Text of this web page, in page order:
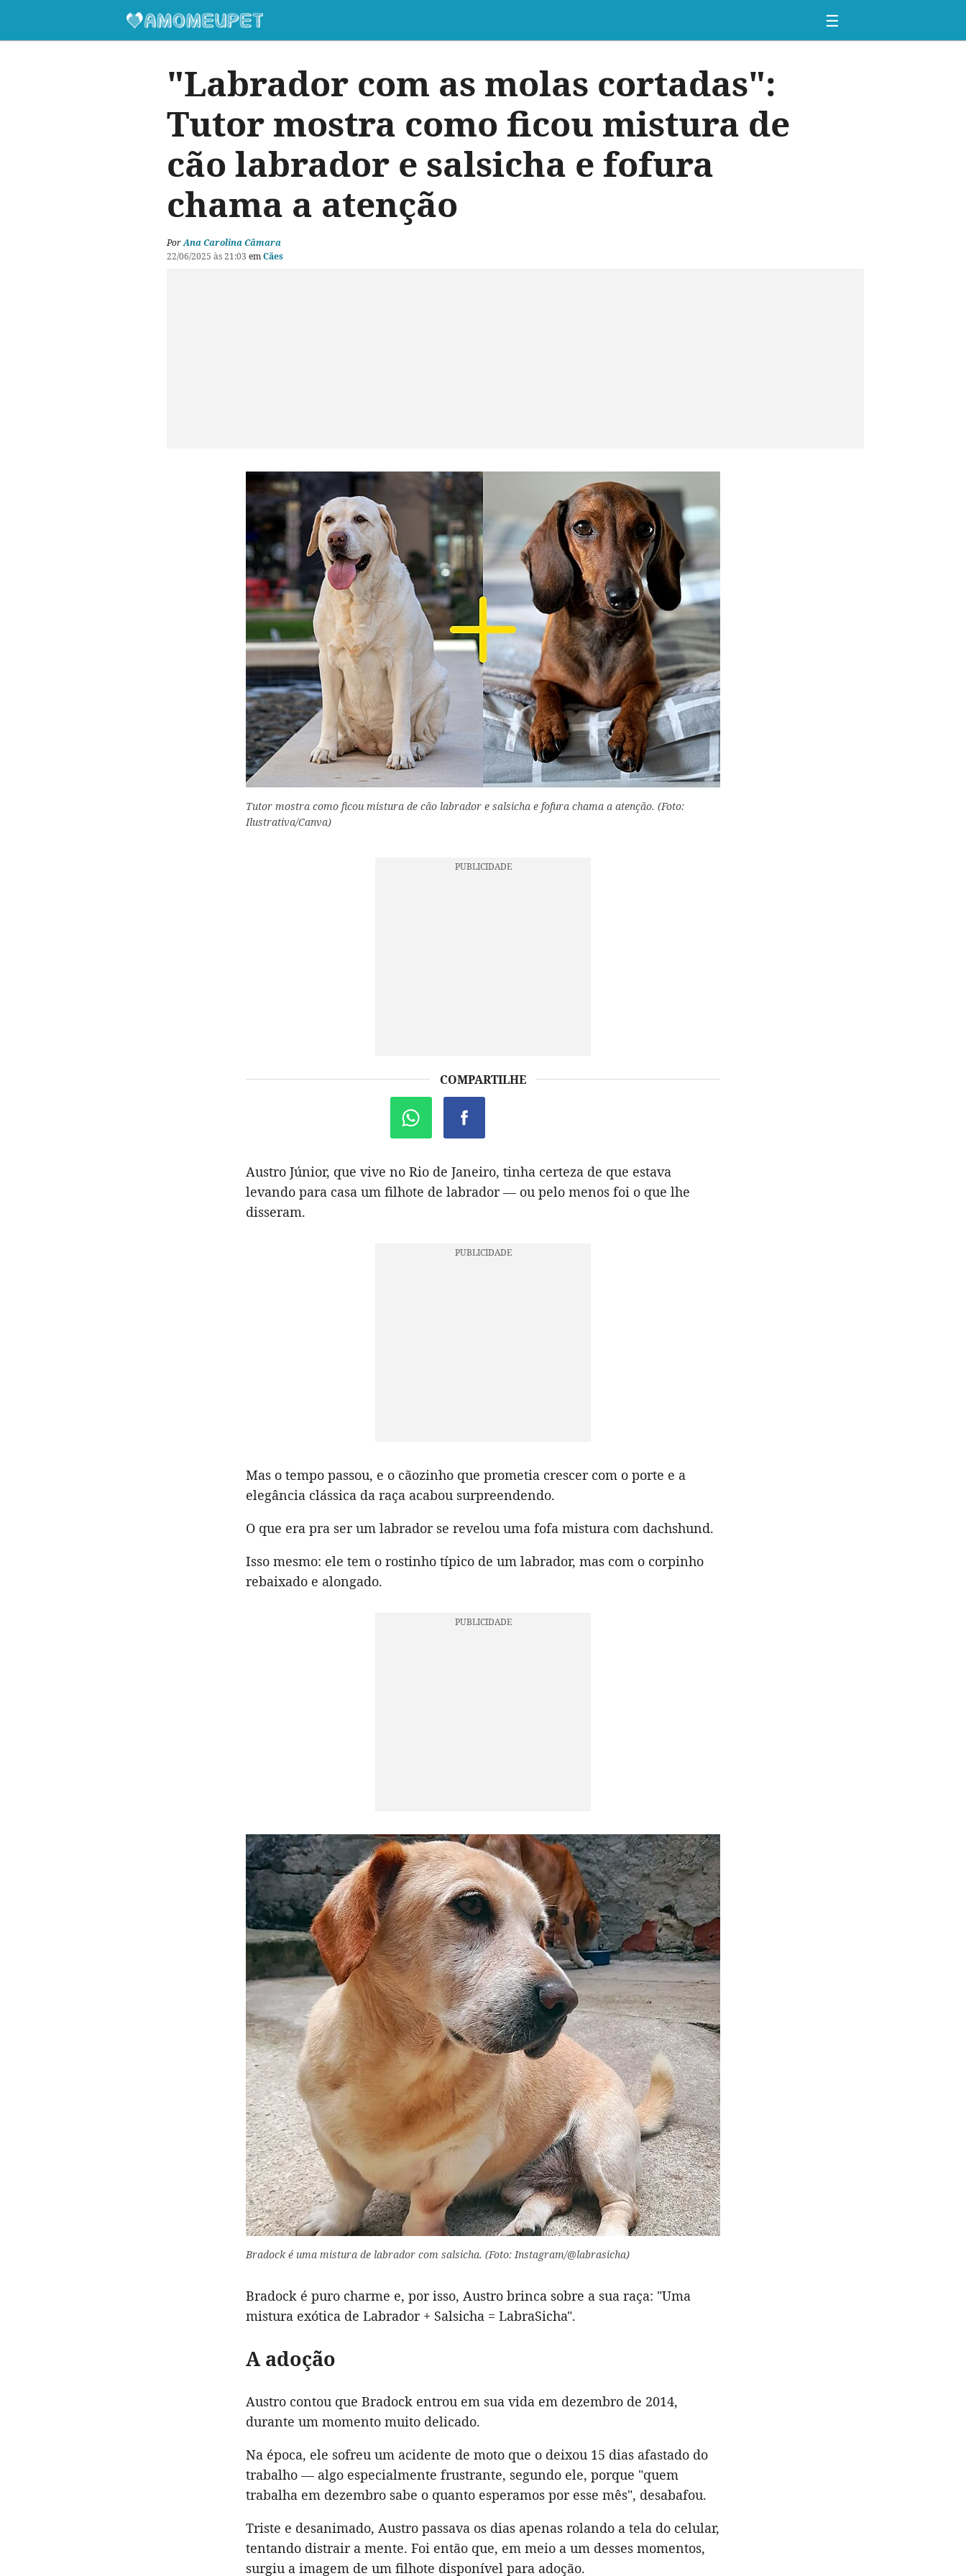
☰
"Labrador com as molas cortadas":
Tutor mostra como ficou mistura de
cão labrador e salsicha e fofura
chama a atenção
PorAna Carolina Câmara
22/06/2025 às 21:03 emCães
Tutor mostra como ficou mistura de cão labrador e salsicha e fofura chama a atenção. (Foto:
Ilustrativa/Canva)
COMPARTILHE
Austro Júnior, que vive no Rio de Janeiro, tinha certeza de que estava
levando para casa um filhote de labrador — ou pelo menos foi o que lhe
disseram.
Mas o tempo passou, e o cãozinho que prometia crescer com o porte e a
elegância clássica da raça acabou surpreendendo.
O que era pra ser um labrador se revelou uma fofa mistura com dachshund.
Isso mesmo: ele tem o rostinho típico de um labrador, mas com o corpinho
rebaixado e alongado.
Bradock é uma mistura de labrador com salsicha. (Foto: Instagram/@labrasicha)
Bradock é puro charme e, por isso, Austro brinca sobre a sua raça: "Uma
mistura exótica de Labrador + Salsicha = LabraSicha".
A adoção
Austro contou que Bradock entrou em sua vida em dezembro de 2014,
durante um momento muito delicado.
Na época, ele sofreu um acidente de moto que o deixou 15 dias afastado do
trabalho — algo especialmente frustrante, segundo ele, porque "quem
trabalha em dezembro sabe o quanto esperamos por esse mês", desabafou.
Triste e desanimado, Austro passava os dias apenas rolando a tela do celular,
tentando distrair a mente. Foi então que, em meio a um desses momentos,
surgiu a imagem de um filhote disponível para adoção.